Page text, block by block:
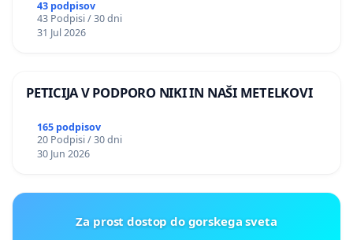
ILEGALNI TRGOVINI Z OROŽJEM
43 podpisov
43 Podpisi / 30 dni
31 Jul 2026
PETICIJA V PODPORO NIKI IN NAŠI METELKOVI
165 podpisov
20 Podpisi / 30 dni
30 Jun 2026
Za prost dostop do gorskega sveta